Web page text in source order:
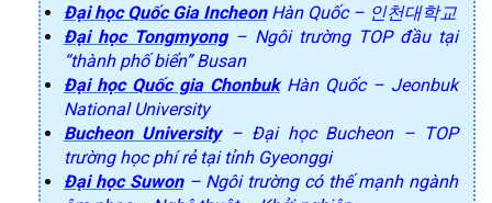
Đại học Quốc Gia IncheonHàn Quốc – 인천대학교
Đại học Tongmyong– Ngôi trường TOP đầu tại
“thành phố biển” Busan
Đại học Quốc gia ChonbukHàn Quốc – Jeonbuk
National University
Bucheon University– Đại học Bucheon – TOP
trường học phí rẻ tại tỉnh Gyeonggi
Đại học Suwon– Ngôi trường có thế mạnh ngành